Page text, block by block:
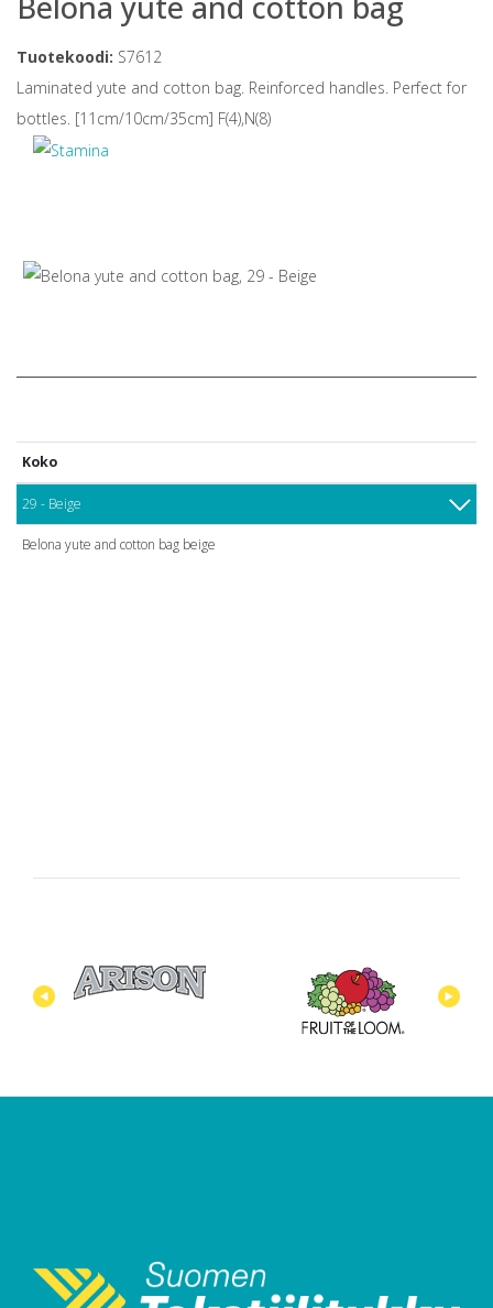
Tuotekoodi: S7612
Laminated yute and cotton bag. Reinforced handles. Perfect for
bottles. [11cm/10cm/35cm] F(4),N(8)
Koko
29 - Beige
Belona yute and cotton bag beige